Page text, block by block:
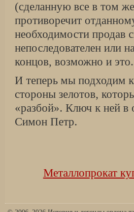
(сделанную все в том
противоречит
необходимости продав
непоследователен или
концов, возможно и
И теперь мы подходим
стороны зелотов,
«разбой». Ключ к ней в
Симон Петр.
Металлопрокат